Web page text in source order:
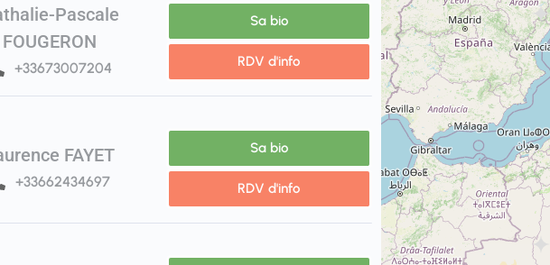
Pascale
FOUGERON
+33673007204
Sa bio
RDV d'info
FAYET
+33662434697
Sa bio
RDV d'info